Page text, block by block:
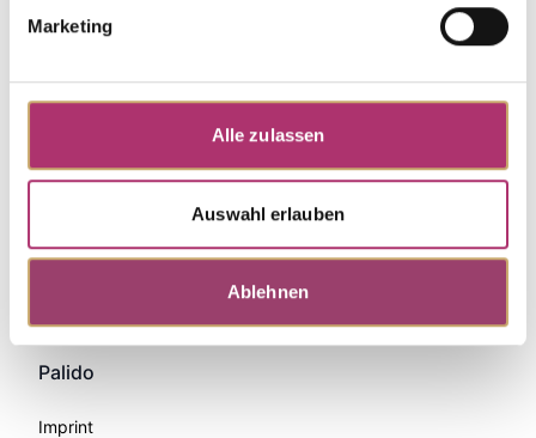
Marketing
Alle zulassen
Auswahl erlauben
Ablehnen
Palido
Imprint